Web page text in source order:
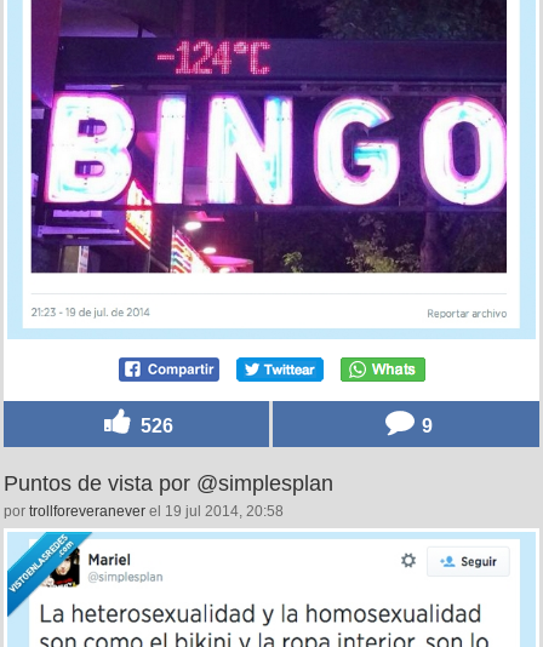
526 9
Puntos de vista por @simplesplan
por trollforeveranever el 19 jul 2014, 20:58